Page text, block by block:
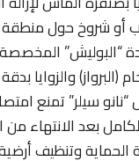
أو شروخ حول منطقة
“البوليش”
(البرواز) والزوايا
سيلر” تمنع
بعد الانتهاء من
الحماية وتنظيف